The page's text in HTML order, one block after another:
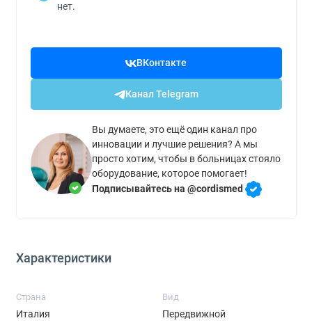
нет.
ВКонтакте
Канал Telegram
Вы думаете, это ещё один канал про
инновации и лучшие решения? А мы
просто хотим, чтобы в больницах стояло
оборудование, которое помогает!
Подписывайтесь на @cordismed
Характеристики
Страна
Италия
Вид
Передвижной